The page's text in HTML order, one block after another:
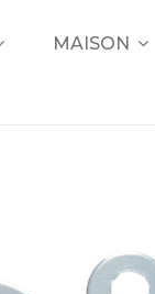
MAISON